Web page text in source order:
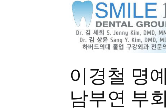
이경철 명
남부연 부